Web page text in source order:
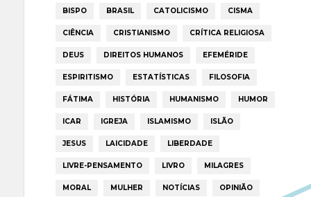
BISPO BRASIL CATOLICISMO CISMA
CIÊNCIA CRISTIANISMO CRÍTICA RELIGIOSA
DEUS DIREITOS HUMANOS EFEMÉRIDE
ESPIRITISMO ESTATÍSTICAS FILOSOFIA
FÁTIMA HISTÓRIA HUMANISMO HUMOR
ICAR IGREJA ISLAMISMO ISLÃO
JESUS LAICIDADE LIBERDADE
LIVRE-PENSAMENTO LIVRO MILAGRES
MORAL MULHER NOTÍCIAS OPINIÃO